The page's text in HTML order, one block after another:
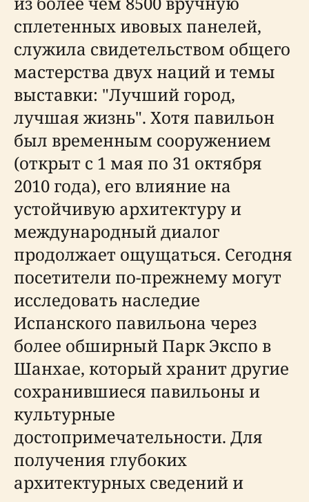
сплетенных ивовых панелей,
служила свидетельством общего
мастерства двух наций и темы
выставки: "Лучший город,
лучшая жизнь". Хотя павильон
был временным сооружением
(открыт с 1 мая по 31 октября
2010 года), его влияние на
устойчивую архитектуру и
международный диалог
продолжает ощущаться. Сегодня
посетители по-прежнему могут
исследовать наследие
Испанского павильона через
более обширный Парк Экспо в
Шанхае, который хранит другие
сохранившиеся павильоны и
культурные
достопримечательности. Для
получения глубоких
архитектурных сведений и